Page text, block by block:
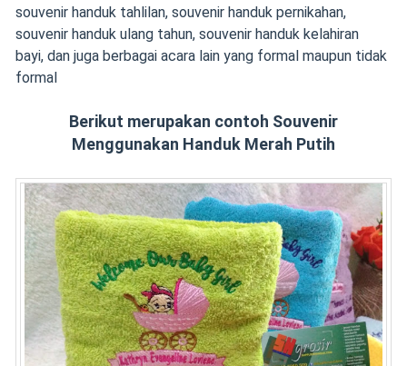
souvenir handuk tahlilan, souvenir handuk pernikahan,
souvenir handuk ulang tahun, souvenir handuk kelahiran
bayi, dan juga berbagai acara lain yang formal maupun tidak
formal
Berikut merupakan contoh Souvenir
Menggunakan Handuk Merah Putih